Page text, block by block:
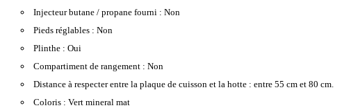
Injecteur butane / propane fourni : Non
Pieds réglables : Non
Plinthe : Oui
Compartiment de rangement : Non
Distance à respecter entre la plaque de cuisson et la hotte : entre 55 cm et 80 cm.
Coloris : Vert mineral mat